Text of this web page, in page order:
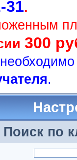
31.
300
.
Поиск по